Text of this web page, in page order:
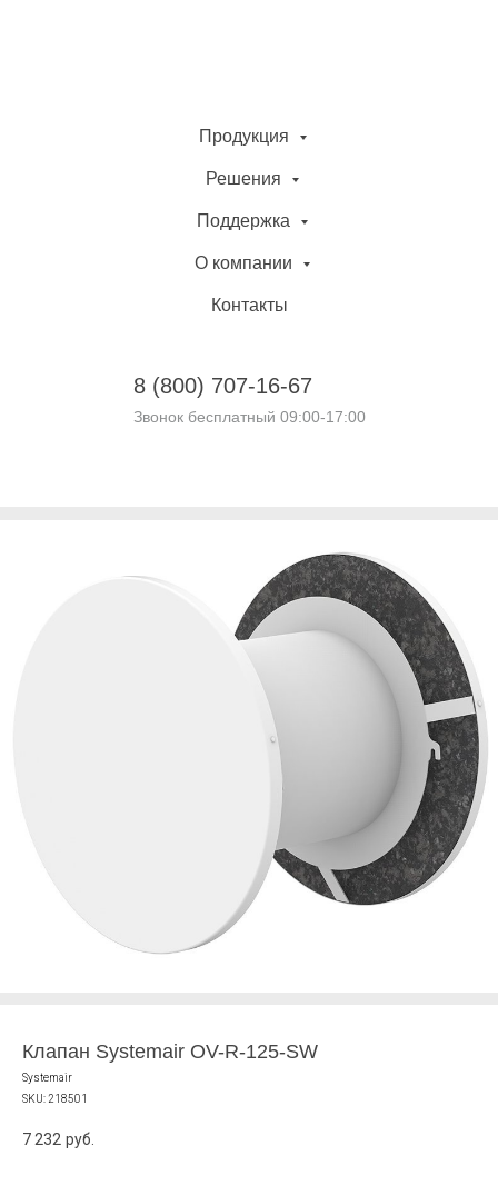
Продукция
Решения
Поддержка
О компании
Контакты
8 (800) 707-16-67
Звонок бесплатный 09:00-17:00
Клапан Systemair OV-R-125-SW
Systemair
SKU:218501
7 232 руб.